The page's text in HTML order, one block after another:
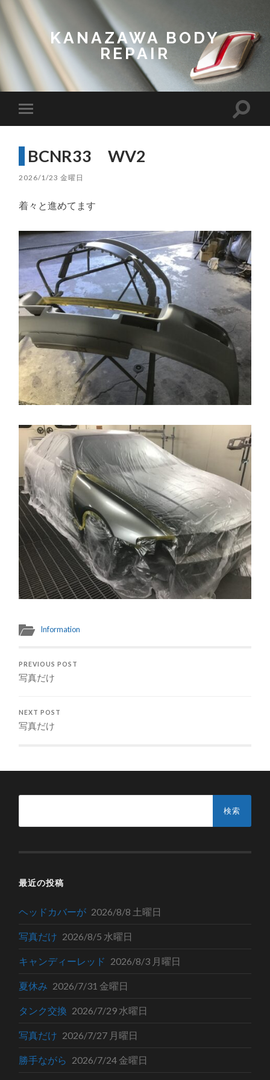
KANAZAWA BODY
REPAIR
mobile
Toggle
BCNR33 WV2
2026/1/23 金曜日
着々と進めてます
Information
PREVIOUS POST
写真だけ
NEXT POST
写真だけ
最近の投稿
ヘッドカバーが 2026/8/8 土曜日
写真だけ 2026/8/5 水曜日
キャンディーレッド 2026/8/3 月曜日
夏休み 2026/7/31 金曜日
タンク交換 2026/7/29 水曜日
写真だけ 2026/7/27 月曜日
勝手ながら 2026/7/24 金曜日